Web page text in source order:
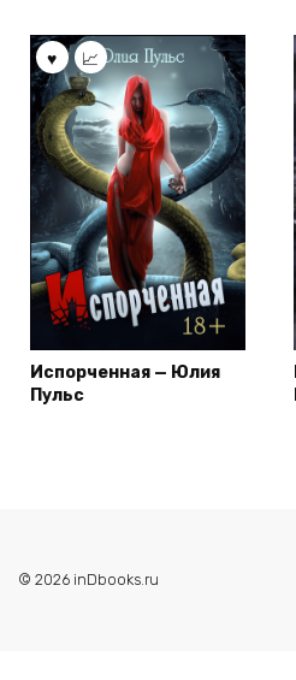
Испорченная — Юлия
Пульс
© 2026 inDbooks.ru